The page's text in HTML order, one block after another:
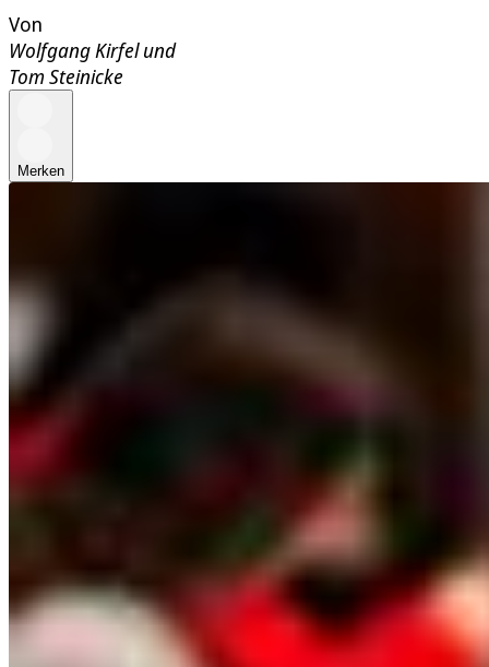
Von
Wolfgang Kirfelund
Tom Steinicke
Merken